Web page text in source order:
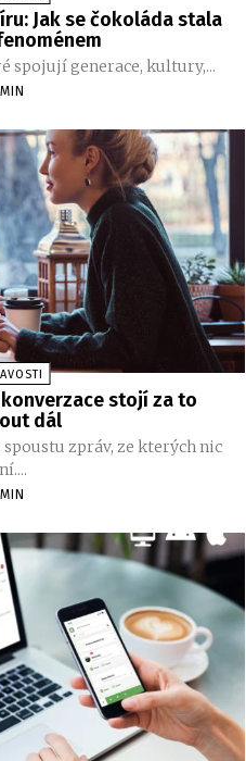
Jak se čokoláda stala
spojují generace, kultury,...
stojí za to
dál
zpráv, ze kterých nic